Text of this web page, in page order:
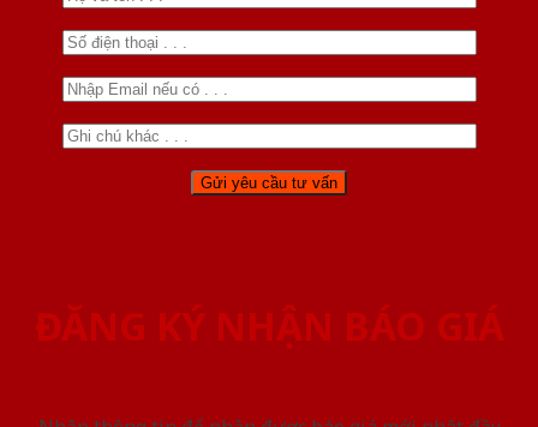
ĐĂNG KÝ NHẬN BÁO GIÁ